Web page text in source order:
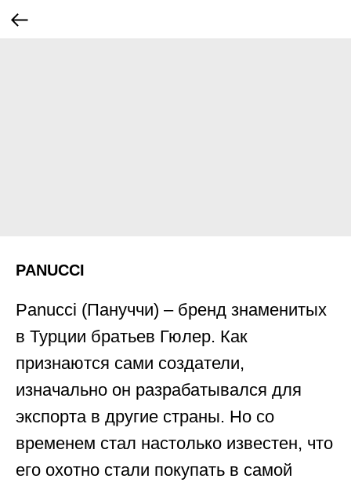
PANUCCI
Panucci (Пануччи) – бренд знаменитых
в Турции братьев Гюлер. Как
признаются сами создатели,
изначально он разрабатывался для
экспорта в другие страны. Но со
временем стал настолько известен, что
его охотно стали покупать в самой